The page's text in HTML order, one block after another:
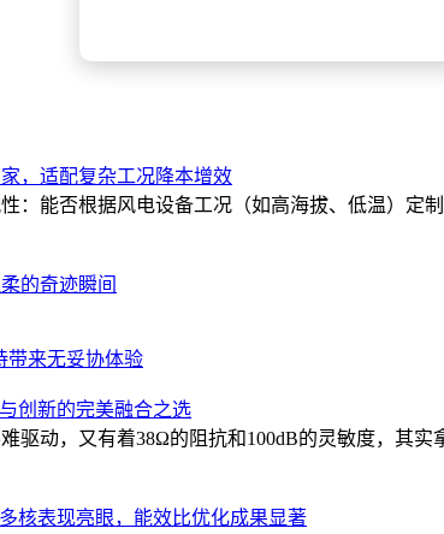
，适配复杂工况降本增效
：能否根据风电设备工况（如高海拔、低温）
的奇迹瞬间
带来无妥协体验
创新的完美融合之选
驱动，又有着38Ω的阻抗和100dB的灵敏度，其
核表现亮眼，能效比优化成果显著